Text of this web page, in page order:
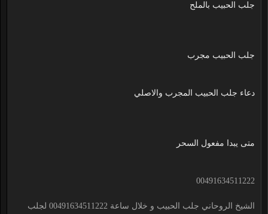
جلب الحبيب بالملح
جلب الحبيب مجرب
دعاء جلب الحبيب المجرب والاصلي
متى يبدا مفعول السحر
00491634511222
الشيخ الروحاني جلب الحبيب و خلال ساعة 00491634511222 لجلب